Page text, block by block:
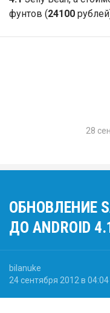
фунтов (24100
28
ОБНОВЛЕНИЕ
ДО ANDROID
bilanuke
24 сентября 2012 в 04:04